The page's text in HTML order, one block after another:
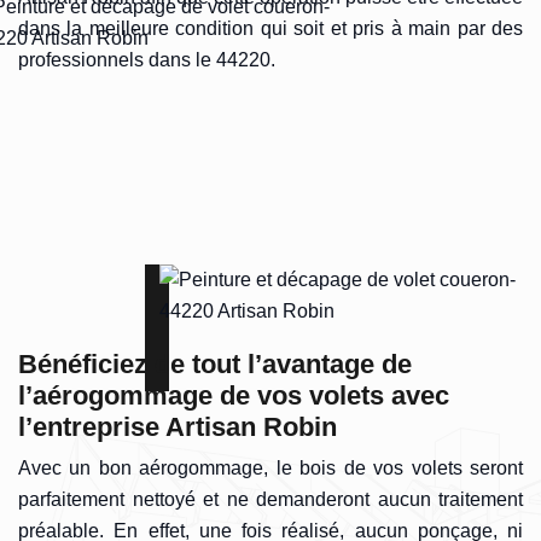
dans la meilleure condition qui soit et pris à main par des
professionnels dans le 44220.
Bénéficiez de tout l’avantage de
l’aérogommage de vos volets avec
l’entreprise Artisan Robin
Avec un bon aérogommage, le bois de vos volets seront
parfaitement nettoyé et ne demanderont aucun traitement
préalable. En effet, une fois réalisé, aucun ponçage, ni